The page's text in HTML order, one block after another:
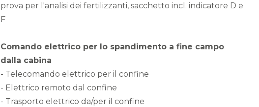
prova per l'analisi dei fertilizzanti, sacchetto incl. indicatore D e
F
Comando elettrico per lo spandimento a fine campo
dalla cabina
- Telecomando elettrico per il confine
- Elettrico remoto dal confine
- Trasporto elettrico da/per il confine